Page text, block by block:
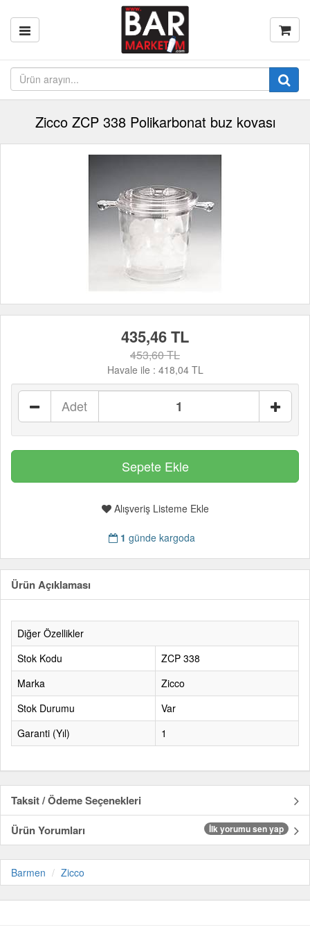
Zicco ZCP 338 Polikarbonat buz kovası
435,46 TL
453,60 TL
Havale ile : 418,04 TL
Adet
Alışveriş Listeme Ekle
1 günde kargoda
Ürün Açıklaması
Diğer Özellikler
Stok Kodu
ZCP 338
Marka
Zicco
Stok Durumu
Var
Garanti (Yıl)
1
Taksit / Ödeme Seçenekleri
Ürün Yorumları
İlk yorumu sen yap
Barmen Zicco